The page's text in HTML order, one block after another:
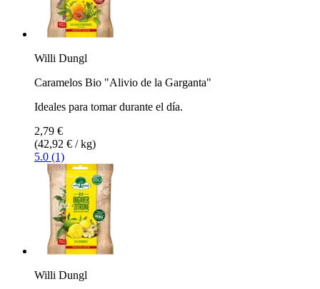
Willi Dungl
Caramelos Bio "Alivio de la Garganta"
Ideales para tomar durante el día.
2,79 €
(42,92 € / kg)
5.0 (1)
Willi Dungl